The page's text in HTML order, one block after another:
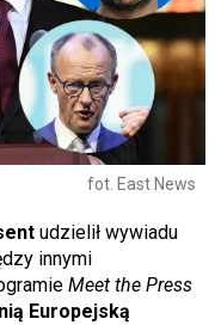
fot. East News
udzielił wywiadu
innymi
Meet the Press
Europejską